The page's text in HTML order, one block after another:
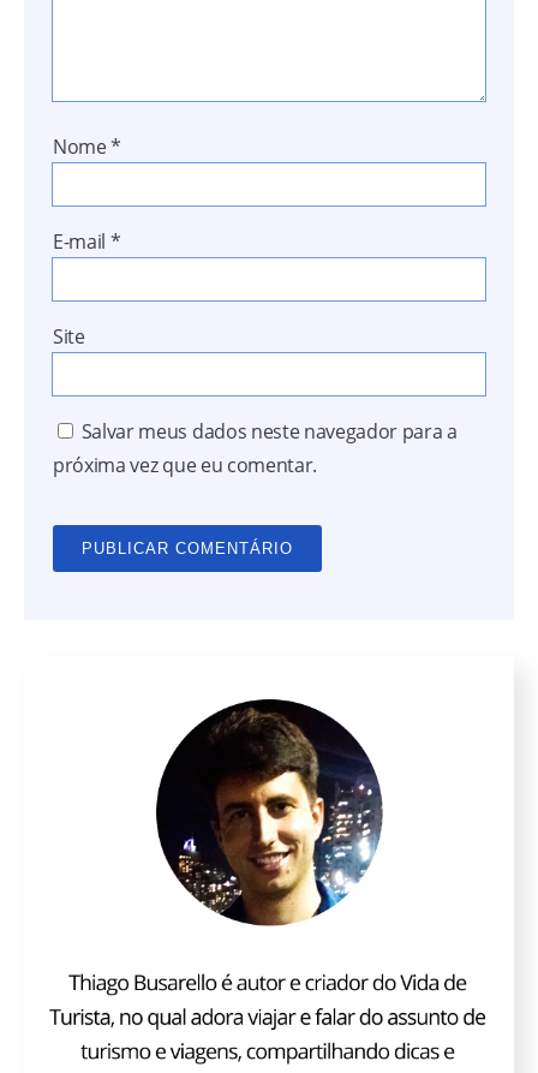
Nome*
E-mail *
Site
Salvar meus dados neste navegador para a
próxima vez que eu comentar.